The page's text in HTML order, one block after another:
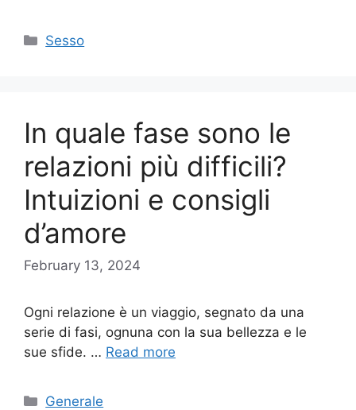
Categories
Sesso
In quale fase sono le
relazioni più difficili?
Intuizioni e consigli
d’amore
February 13, 2024
Ogni relazione è un viaggio, segnato da una
serie di fasi, ognuna con la sua bellezza e le
sue sfide. … Read more
Categories
Generale